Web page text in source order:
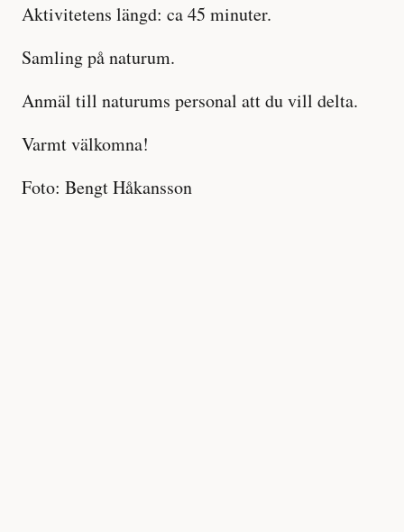
Aktivitetens längd: ca 45 minuter.
Samling på naturum.
Anmäl till naturums personal att du vill delta.
Varmt välkomna!
Foto: Bengt Håkansson